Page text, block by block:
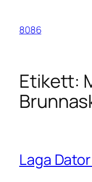
innehåll
8086
Etikett:
Laga